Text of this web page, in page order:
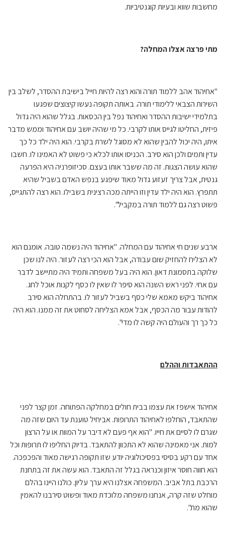
מחשבות שווא ובעיות קוגנטיביות.
מתי פרצה אצלו המחלה?
"אחיהוד אהב ללמוד תורה והוא רצה להיות חייל בישיבת ההסדר, לשלב בין
השירות הצבאי ללימודי תורה. באותה תקופה נעשו קיצוצים שפגעו
בתלמידי ישיבות ההסדר ואחיהוד נפל בין הכסאות. בגלל שהוא היה גדול
פיזית, החליטו לגייס אותו לקרבי. כל מי שהיה יושב עם אחיהוד וממש מדבר
איתו, היה יכול להבין שהוא לא מסוגל לשרת בקרבי. הוא היה ילד כל כך
עדין ותמים ולכן הוא סירב. הכניסו אותו לכלא כי פשוט לא האמינו לו. חשבו
שהוא עושה הצגות. זה מה ששבר אותו בעצם. סכיזופרניה היא הפרעה
גנטית, אבל צריך זעזוע גדול מאוד שיפגע בנפש האדם בשביל שהיא
תתפרץ. הוא היה ילד עדין וזו הייתה מכה רצינית בשבילו. הוא רצה להתגייס,
פשוט רצה גם ללמוד תורה במקביל".
ארבע שנים חי אחיהוד עם המחלה. "אחיהוד היה נשמה טובה. אומנם הוא
לא הצליח להחזיק שום עבודה, אבל הוא הכי רצה לעזור. היה לנו שכן
שלוקה בתסמונת דאון. הוא היה בעל משפחה ותמיד היה מתיישב לדבר
עם אחי. לפני ראש השנה הוא סיפר לו שאין לו כסף לקנות אוכל לחג.
אחיהוד ביקש מאמא שלי כסף בשביל לעזור לו. בהתחלה הוא סירב
להודות עבור מה הכסף, אבל אמא הצליחה לסחוט את זה ממנו. הוא היה
כל כך רך והעולם היה קשה לו מדי".
ההתאבדות וההלם
אחיהוד אישפז את עצמו בבית חולים במחלקה הפתוחה. זמן קצר לפני
שהתאבד, הוחלפו לאחיהוד התרופות. אביחיל טוענת עד היום שזה מה
שגרם לו לסיים את חייו. "הוא אף פעם לא דיבר על המוות או על הרצון
למות. אני מאמינה שהוא לא התכוון להתאבד. בדיוק החליפו לו תרופות וכל
אחד עם רקע בסיסי בפסיכולוגיה יודע שזו תקופה רגישה מאוד והפכפכה.
הוא חווה חוסר איזון וכנראה בגלל זה התאבד. הוא עשה את זה בתחנת
הרכבת בתל אביב. המשפחה אצלנו היא ערך עליון. כולנו היינו בהלם
מוחלט שזה קרה, אנחנו משפחה מלוכדת מאוד ופשוט סירבנו להאמין
שהוא מת".